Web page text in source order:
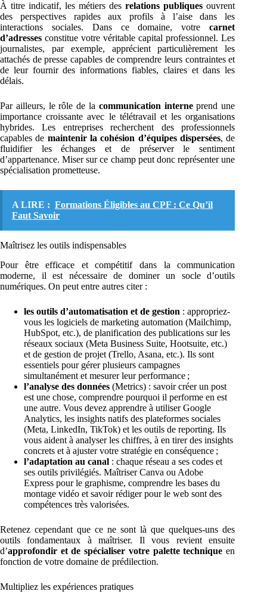
À titre indicatif, les métiers desrelations publiques ouvrent
des perspectives rapides aux profils à l’aise dans les
interactions sociales. Dans ce domaine, votrecarnet
d’adresses constitue votre véritable capital professionnel. Les
journalistes, par exemple, apprécient particulièrement les
attachés de presse capables de comprendre leurs contraintes et
de leur fournir des informations fiables, claires et dans les
délais.
Par ailleurs, le rôle de la communication interneprend une
importance croissante avec le télétravail et les organisations
hybrides. Les entreprises recherchent des professionnels
capables de maintenir la cohésion d’équipes dispersées, de
fluidifier les échanges et de préserver le sentiment
d’appartenance. Miser sur ce champ peut donc représenter une
spécialisation prometteuse.
A LIRE : Formations Éligibles au CPF : Ce Qu’il
Faut Savoir
Maîtrisez les outils indispensables
Pour être efficace et compétitif dans la communication
moderne, il est nécessaire de dominer un socle d’outils
numériques. On peut entre autres citer :
les outils d’automatisation et de gestion : appropriez-
vous les logiciels de marketing automation (Mailchimp,
HubSpot, etc.), de planification des publications sur les
réseaux sociaux (Meta Business Suite, Hootsuite, etc.)
et de gestion de projet (Trello, Asana, etc.). Ils sont
essentiels pour gérer plusieurs campagnes
simultanément et mesurer leur performance ;
l’analyse des données (Metrics) : savoir créer un post
est une chose, comprendre pourquoi il performe en est
une autre. Vous devez apprendre à utiliser Google
Analytics, les insights natifs des plateformes sociales
(Meta, LinkedIn, TikTok) et les outils de reporting. Ils
vous aident à analyser les chiffres, à en tirer des insights
concrets et à ajuster votre stratégie en conséquence ;
l’adaptation au canal : chaque réseau a ses codes et
ses outils privilégiés. Maîtriser Canva ou Adobe
Express pour le graphisme, comprendre les bases du
montage vidéo et savoir rédiger pour le web sont des
compétences très valorisées.
Retenez cependant que ce ne sont là que quelques-uns des
outils fondamentaux à maîtriser. Il vous revient ensuite
d’approfondir et de spécialiser votre palette technique en
fonction de votre domaine de prédilection.
Multipliez les expériences pratiques